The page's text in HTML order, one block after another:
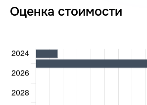
Оценка стоимости